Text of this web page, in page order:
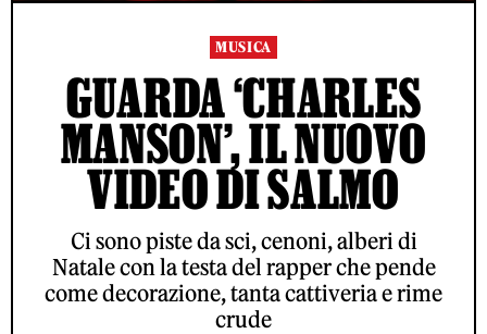
MUSICA
GUARDA ‘CHARLES
MANSON’, IL NUOVO
VIDEO DI SALMO
Ci sono piste da sci, cenoni, alberi di
Natale con la testa del rapper che pende
come decorazione, tanta cattiveria e rime
crude